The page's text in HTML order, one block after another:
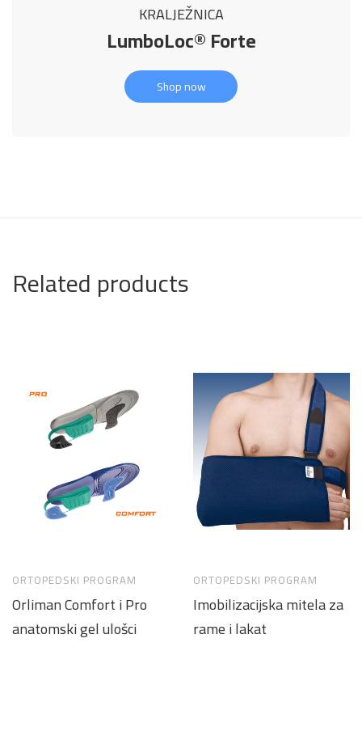
KRALJEŽNICA
LumboLoc® Forte
Shop now
Related products
ORTOPEDSKI PROGRAM
Orliman Comfort i Pro
anatomski gel ulošci
ORTOPEDSKI PROGRAM
Imobilizacijska mitela za
rame i lakat